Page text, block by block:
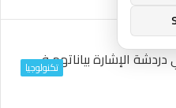
تكنولوجيا